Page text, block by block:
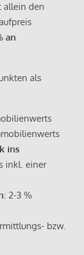
allein den
an
als
ins
inkl. einer
: 2-3 %
bzw.